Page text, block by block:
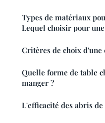
Types de matériaux
Lequel choisir pour
Critères de choix
Quelle forme de table
manger ?
L'efficacité des abris